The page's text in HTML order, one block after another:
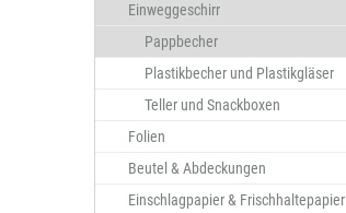
Einweggeschirr
Pappbecher
Plastikbecher und Plastikgläser
Teller und Snackboxen
Folien
Beutel & Abdeckungen
Einschlagpapier & Frischhaltepapier